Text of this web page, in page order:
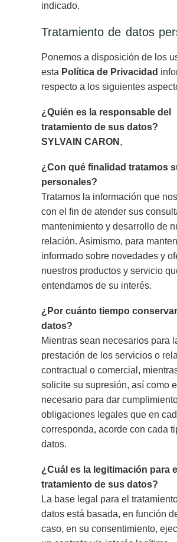
indicado.
Tratamiento de datos
Ponemos a disposición de los
esta Política de Privacidad
respecto a los siguientes
¿Quién es la responsable del
tratamiento de sus datos?
SYLVAIN CARON ,
¿Con qué finalidad tratamos
personales?
Tratamos la información que
con el fin de atender sus
mantenimiento y desarrollo de
relación. Asimismo, para
informado sobre novedades y
nuestros productos y servicio
entendamos de su interés.
¿Por cuánto tiempo
datos?
Mientras sean necesarios para
prestación de los servicios o
contractual o comercial,
solicite su supresión, así como
necesario para dar
obligaciones legales que en
corresponda, acorde con cada
datos.
¿Cuál es la legitimación para el
tratamiento de sus datos?
La base legal para el
datos está basada, en función
caso, en su consentimiento,